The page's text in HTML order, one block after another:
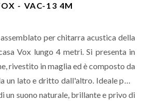
- VAC-13 4M
per chitarra acustica della
Vox lungo 4 metri. Si presenta in
rivestito in maglia ed è composto da
un lato e dritto dall'altro. Ideale per i
un suono naturale, brillante e privo di